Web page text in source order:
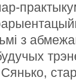
з
Сянько,